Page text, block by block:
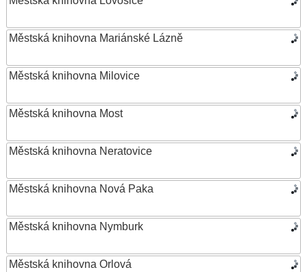
Městská knihovna Mariánské Lázně
Městská knihovna Milovice
Městská knihovna Most
Městská knihovna Neratovice
Městská knihovna Nová Paka
Městská knihovna Nymburk
Městská knihovna Orlová